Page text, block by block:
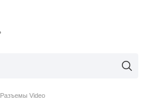
Разъемы Video